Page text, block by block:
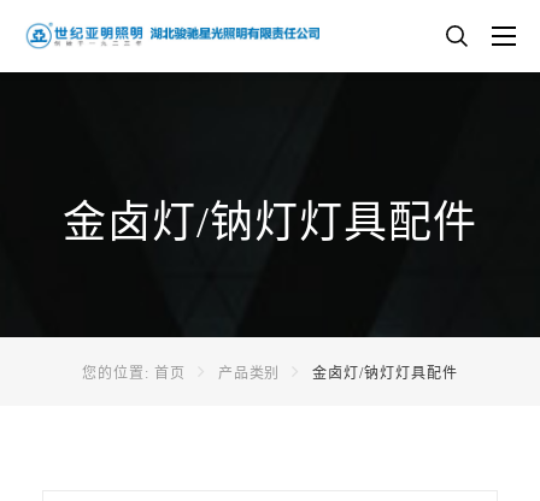
金卤灯/钠灯灯具配件
您的位置: 首页 产品类别 金卤灯/钠灯灯具配件